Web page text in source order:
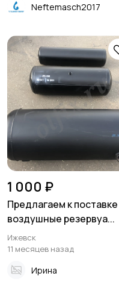
Neftemasch2017
1 000 ₽
Предлагаем к поставке
воздушные резервуа...
Ижевск
11 месяцев назад
Ирина